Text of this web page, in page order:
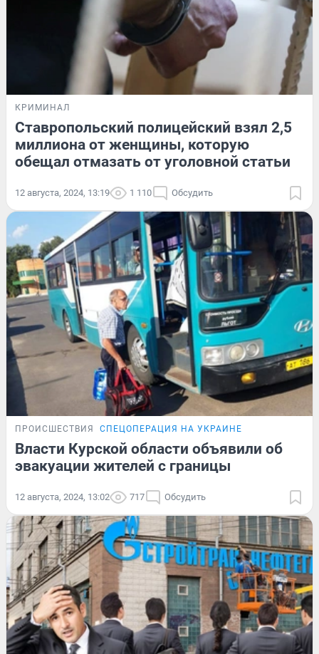
КРИМИНАЛ
Ставропольский полицейский взял 2,5
миллиона от женщины, которую
обещал отмазать от уголовной статьи
12 августа, 2024, 13:19 1 110 Обсудить
ПРОИСШЕСТВИЯ СПЕЦОПЕРАЦИЯ НА УКРАИНЕ
Власти Курской области объявили об
эвакуации жителей с границы
12 августа, 2024, 13:02 717 Обсудить